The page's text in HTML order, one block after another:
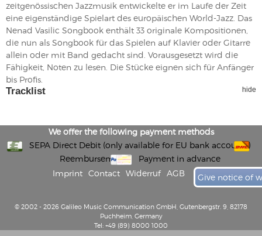
zeitgenössischen Jazzmusik entwickelte er im Laufe der Zeit
eine eigenständige Spielart des europäischen World-Jazz. Das
Nenad Vasilic Songbook enthält 33 originale Kompositionen,
die nun als Songbook für das Spielen auf Klavier oder Gitarre
allein oder mit Band gedacht sind. Vorausgesetzt wird die
Fähigkeit, Noten zu lesen. Die Stücke eignen sich für Anfänger
bis Profis.
Tracklist hide
We offer the following payment methods
SEPA Direct Debit (only available for EU bank accounts)
Reembursement
Payment in advance
Imprint
Contact Widerruf AGB Give notice of
© 2002 - 2026 Galileo Music Communication GmbH, Gutenbergstr. 9, 82178
Puchheim, Germany
Tel: +49 (89) 8000 1000